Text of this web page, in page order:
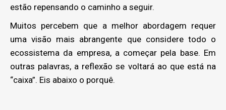
estão repensando o caminho a seguir.
Muitos percebem que a melhor abordagem requer
uma visão mais abrangente que considere todo o
ecossistema da empresa, a começar pela base. Em
outras palavras, a reflexão se voltará ao que está na
“caixa”. Eis abaixo o porquê.